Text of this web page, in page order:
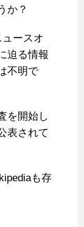
か？
ースオ
迫る情報
不明で
を開始し
表されて
も存